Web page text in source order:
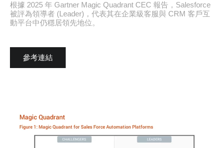
根據 2025 年 Gartner Magic Quadrant CEC 報告，Salesforce
被評為領導者 (Leader)，代表其在企業級客服與 CRM 客戶互
動平台中仍穩居領先地位。
參考連結